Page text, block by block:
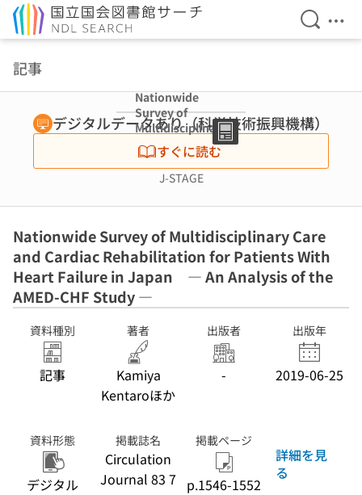
検索を
メ
記事
Nationwide
Survey of
Multidisciplinary
Care and Cardiac
Rehabilitation
for Patients
With Heart
Failure in
Analysis of the
AMED-CHF
Study ― 83 7
デジタルデータあり（科学技術振興機構）
すぐに読む
J-STAGE
Nationwide Survey of Multidisciplinary Care
and Cardiac Rehabilitation for Patients With
Heart Failure in Japan ― An Analysis of the
AMED-CHF Study ―
資料種別
記事
著者
Kamiya
Kentaroほか
出版者
-
出版年
2019-06-25
資料形態
デジタル
掲載誌名
Circulation
Journal 83 7
掲載ページ
p.1546-1552
詳細を見
る